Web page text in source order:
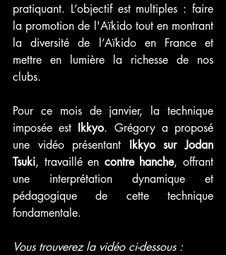
pratiquant. L’objectif est multiples : faire
la promotion de l'Aïkido tout en montrant
la diversité de l’Aïkido en France et
mettre en lumière la richesse de nos
clubs.
Pour ce mois de janvier, la technique
imposée est Ikkyo. Grégory a proposé
une vidéo présentant Ikkyo sur Jodan
Tsuki, travaillé en contre hanche, offrant
une interprétation dynamique et
pédagogique de cette technique
fondamentale.
Vous trouverez la vidéo ci-dessous :